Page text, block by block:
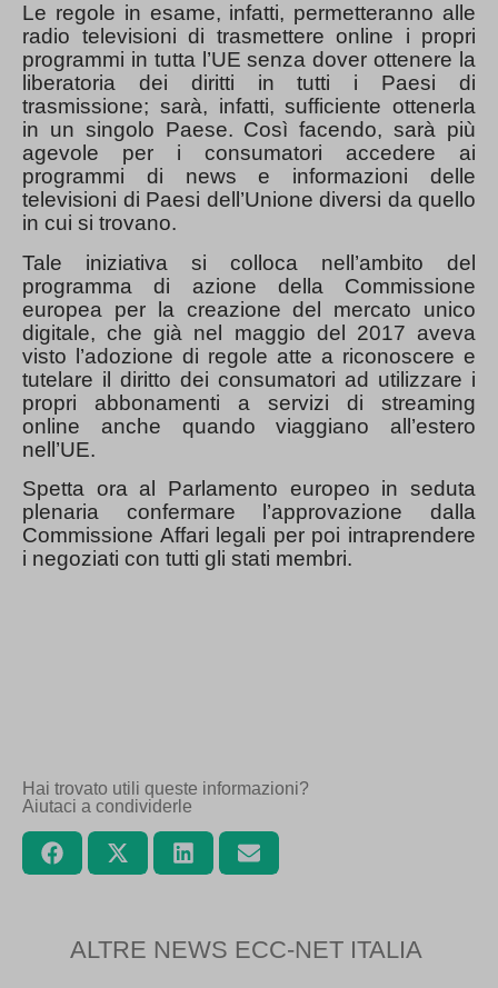
Le regole in esame, infatti, permetteranno alle
radio televisioni di trasmettere online i propri
programmi in tutta l’UE senza dover ottenere la
liberatoria dei diritti in tutti i Paesi di
trasmissione; sarà, infatti, sufficiente ottenerla
in un singolo Paese. Così facendo, sarà più
agevole per i consumatori accedere ai
programmi di news e informazioni delle
televisioni di Paesi dell’Unione diversi da quello
in cui si trovano.
Tale iniziativa si colloca nell’ambito del
programma di azione della Commissione
europea per la creazione del mercato unico
digitale, che già nel maggio del 2017 aveva
visto l’adozione di regole atte a riconoscere e
tutelare il diritto dei consumatori ad utilizzare i
propri abbonamenti a servizi di streaming
online anche quando viaggiano all’estero
nell’UE.
Spetta ora al Parlamento europeo in seduta
plenaria confermare l’approvazione dalla
Commissione Affari legali per poi intraprendere
i negoziati con tutti gli stati membri.
Hai trovato utili queste informazioni?
Aiutaci a condividerle
ALTRE NEWS ECC-NET ITALIA